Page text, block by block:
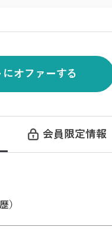
オファーする
会員限定情報
）